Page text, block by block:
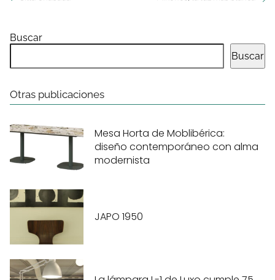
Buscar
Buscar
Otras publicaciones
Mesa Horta de Moblibérica:
diseño contemporáneo con alma
modernista
JAPO 1950